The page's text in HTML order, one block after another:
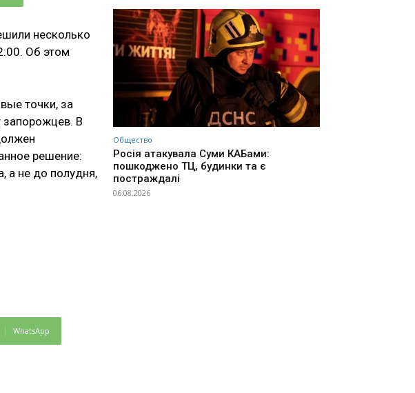
несколько
Об этом
точки, за
запорожцев. В
решение:
а не до полудня,
WhatsApp
Общество
Росія атакувала Суми КАБами:
пошкоджено ТЦ, будинки та є
постраждалі
06.08.2026